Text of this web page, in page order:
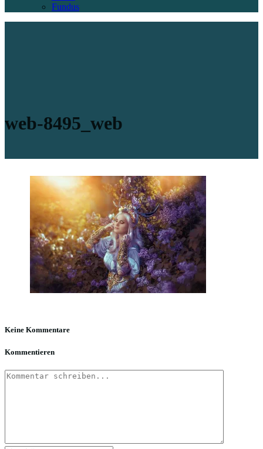
Fundus
web-8495_web
Keine Kommentare
Kommentieren